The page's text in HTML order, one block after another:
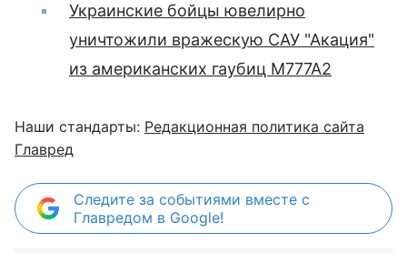
Украинские бойцы ювелирно
уничтожили вражескую САУ "Акация"
из американских гаубиц М777А2
Наши стандарты: Редакционная политика сайта
Главред
Следите за событиями вместе с
Главредом в Google!